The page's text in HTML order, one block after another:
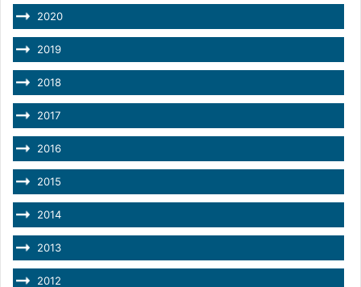
2020
2019
2018
2017
2016
2015
2014
2013
2012